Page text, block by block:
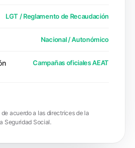
LGT / Reglamento de Recaudación
Nacional / Autonómico
Campañas oficiales AEAT
acuerdo a las directrices de la
Seguridad Social.